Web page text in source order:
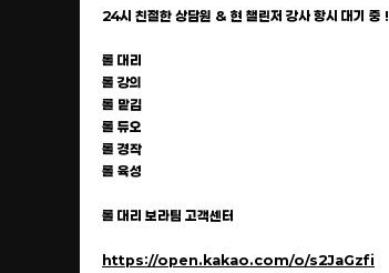
24시 친절한 상담원 & 현 챌린저 강사 항시 대기 중 !
롤 대리
롤 강의
롤 맡김
롤 듀오
롤 경작
롤 육성
롤 대리 보라팀 고객센터
https://open.kakao.com/o/s2JaGzfi